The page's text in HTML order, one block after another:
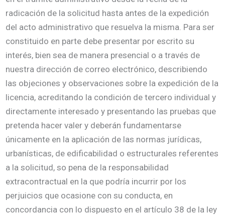
radicación de la solicitud hasta antes de la expedición
del acto administrativo que resuelva la misma. Para ser
constituido en parte debe presentar por escrito su
interés, bien sea de manera presencial o a través de
nuestra dirección de correo electrónico, describiendo
las objeciones y observaciones sobre la expedición de la
licencia, acreditando la condición de tercero individual y
directamente interesado y presentando las pruebas que
pretenda hacer valer y deberán fundamentarse
únicamente en la aplicación de las normas jurídicas,
urbanísticas, de edificabilidad o estructurales referentes
a la solicitud, so pena de la responsabilidad
extracontractual en la que podría incurrir por los
perjuicios que ocasione con su conducta, en
concordancia con lo dispuesto en el artículo 38 de la ley